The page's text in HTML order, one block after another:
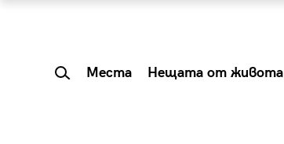
Места Нещата от живота